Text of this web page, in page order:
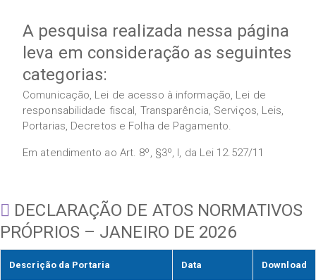
A pesquisa realizada nessa página
leva em consideração as seguintes
categorias:
Comunicação, Lei de acesso à informação, Lei de
responsabilidade fiscal, Transparência, Serviços, Leis,
Portarias, Decretos e Folha de Pagamento.
Em atendimento ao Art. 8º, §3º, I, da Lei 12.527/11
DECLARAÇÃO DE ATOS NORMATIVOS
PRÓPRIOS – JANEIRO DE 2026
Descrição da Portaria Data Download